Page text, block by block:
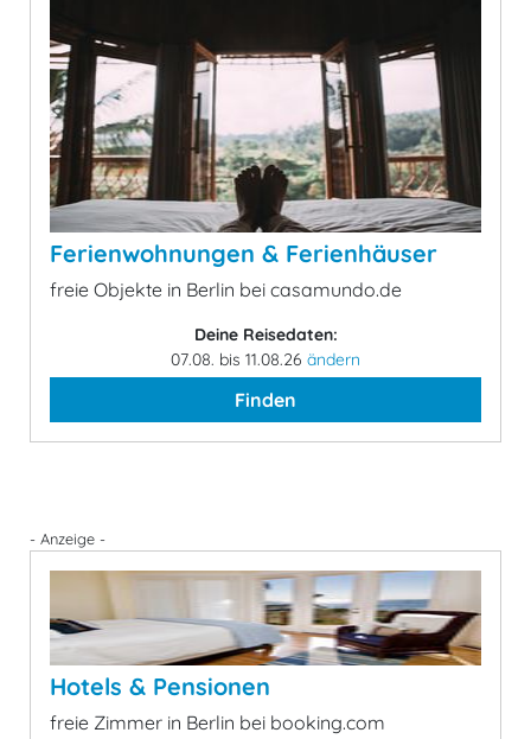
Ferienwohnungen & Ferienhäuser
freie Objekte in Berlin bei casamundo.de
Deine Reisedaten:
07.08. bis 11.08.26 ändern
Finden
- Anzeige -
Hotels & Pensionen
freie Zimmer in Berlin bei booking.com